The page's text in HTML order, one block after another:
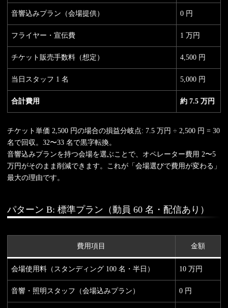
音響込みプラン（会場提供） 0 円
フライヤー・宣伝費 1 万円
チケット販売手数料（想定） 4,500 円
当日スタッフ 1 名 5,000 円
合計費用 約 7.5 万円
チケット単価 2,500 円の場合の損益分岐点: 7.5 万円 ÷ 2,500 円 = 30
名で回収。32〜33 名で黒字転換。
音響込みプランを持つ会場を選ぶことで、オペレーター費用 2〜5
万円がそのまま削減できます。これが「会場選びで費用が変わる」
最大の理由です。
パターン B: 標準プラン（動員 60 名・配信あり）
費用項目 金額
会場使用料（スタンディング 100 名・半日） 10 万円
音響・照明スタッフ（会場込みプラン） 0 円